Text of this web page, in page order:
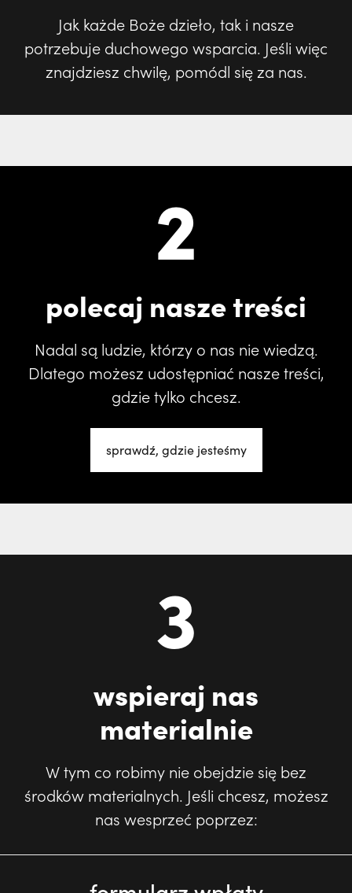
Jak każde Boże dzieło, tak i nasze
potrzebuje duchowego wsparcia. Jeśli więc
znajdziesz chwilę, pomódl się za nas.
2
polecaj nasze treści
Nadal są ludzie, którzy o nas nie wiedzą.
Dlatego możesz udostępniać nasze treści,
gdzie tylko chcesz.
sprawdź, gdzie jesteśmy
3
wspieraj nas
materialnie
W tym co robimy nie obejdzie się bez
środków materialnych. Jeśli chcesz, możesz
nas wesprzeć poprzez: